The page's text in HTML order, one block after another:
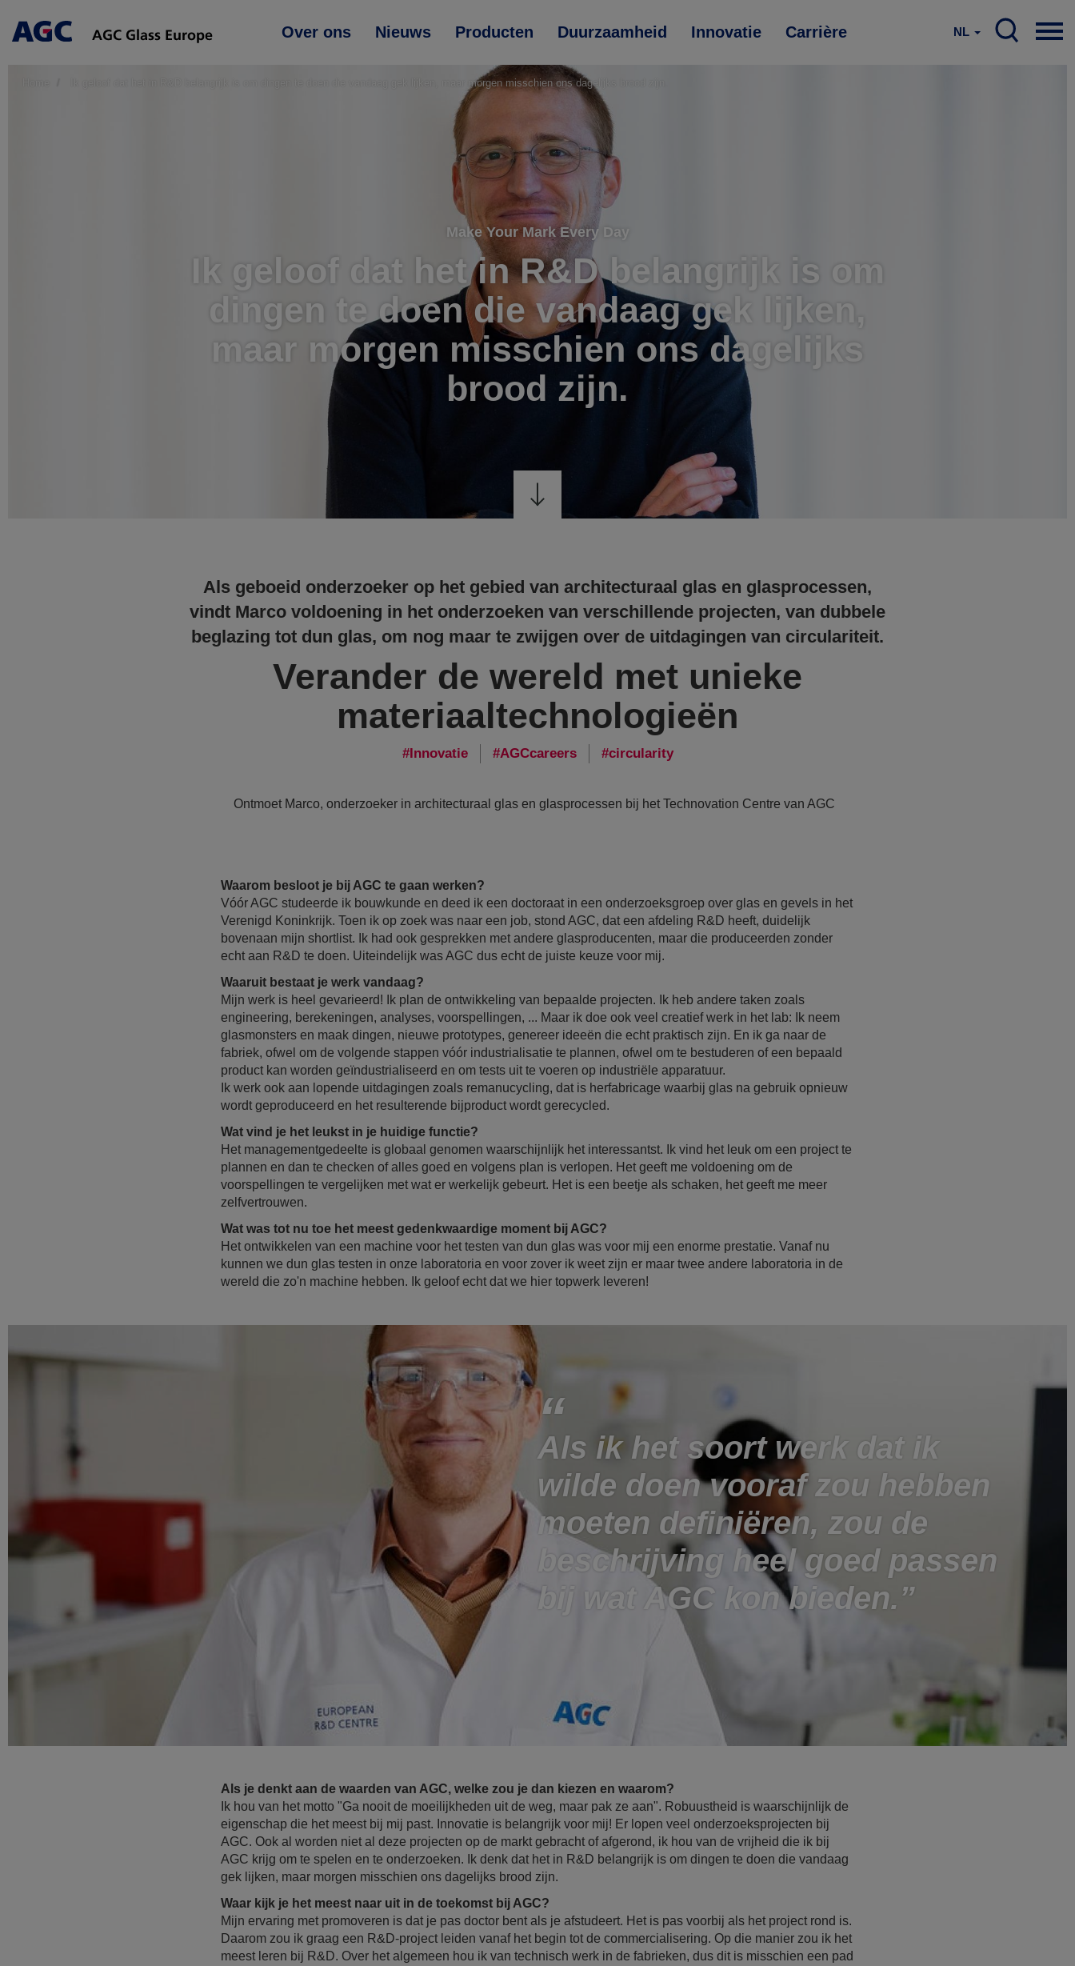
Main
Over ons Nieuws Producten Duurzaamheid Innovatie Carrière NL
Ik geloof dat het in R&D belangrijk is om dingen te doen die vandaag gek lijken, maar morgen misschien ons dagelijks brood zijn.
Make Your Mark Every Day
Ik geloof dat het in R&D belangrijk is om
dingen te doen die vandaag gek lijken,
maar morgen misschien ons dagelijks
brood zijn.
Als geboeid onderzoeker op het gebied van architecturaal glas en glasprocessen,
vindt Marco voldoening in het onderzoeken van verschillende projecten, van dubbele
beglazing tot dun glas, om nog maar te zwijgen over de uitdagingen van circulariteit.
Verander de wereld met unieke
materiaaltechnologieën
Innovatie AGCcareers circularity
Ontmoet Marco, onderzoeker in architecturaal glas en glasprocessen bij het Technovation Centre van AGC
Waarom besloot je bij AGC te gaan werken?
Vóór AGC studeerde ik bouwkunde en deed ik een doctoraat in een onderzoeksgroep over glas en gevels in het
Verenigd Koninkrijk. Toen ik op zoek was naar een job, stond AGC, dat een afdeling R&D heeft, duidelijk
bovenaan mijn shortlist. Ik had ook gesprekken met andere glasproducenten, maar die produceerden zonder
echt aan R&D te doen. Uiteindelijk was AGC dus echt de juiste keuze voor mij.
Waaruit bestaat je werk vandaag?
Mijn werk is heel gevarieerd! Ik plan de ontwikkeling van bepaalde projecten. Ik heb andere taken zoals
engineering, berekeningen, analyses, voorspellingen, ... Maar ik doe ook veel creatief werk in het lab: Ik neem
glasmonsters en maak dingen, nieuwe prototypes, genereer ideeën die echt praktisch zijn. En ik ga naar de
fabriek, ofwel om de volgende stappen vóór industrialisatie te plannen, ofwel om te bestuderen of een bepaald
product kan worden geïndustrialiseerd en om tests uit te voeren op industriële apparatuur.
Ik werk ook aan lopende uitdagingen zoals remanucycling, dat is herfabricage waarbij glas na gebruik opnieuw
wordt geproduceerd en het resulterende bijproduct wordt gerecycled.
Wat vind je het leukst in je huidige functie?
Het managementgedeelte is globaal genomen waarschijnlijk het interessantst. Ik vind het leuk om een project te
plannen en dan te checken of alles goed en volgens plan is verlopen. Het geeft me voldoening om de
voorspellingen te vergelijken met wat er werkelijk gebeurt. Het is een beetje als schaken, het geeft me meer
zelfvertrouwen.
Wat was tot nu toe het meest gedenkwaardige moment bij AGC?
Het ontwikkelen van een machine voor het testen van dun glas was voor mij een enorme prestatie. Vanaf nu
kunnen we dun glas testen in onze laboratoria en voor zover ik weet zijn er maar twee andere laboratoria in de
wereld die zo'n machine hebben. Ik geloof echt dat we hier topwerk leveren!
Als ik het soort werk dat ik
wilde doen vooraf zou hebben
moeten definiëren, zou de
beschrijving heel goed passen
bij wat AGC kon bieden.
Als je denkt aan de waarden van AGC, welke zou je dan kiezen en waarom?
Ik hou van het motto "Ga nooit de moeilijkheden uit de weg, maar pak ze aan". Robuustheid is waarschijnlijk de
eigenschap die het meest bij mij past. Innovatie is belangrijk voor mij! Er lopen veel onderzoeksprojecten bij
AGC. Ook al worden niet al deze projecten op de markt gebracht of afgerond, ik hou van de vrijheid die ik bij
AGC krijg om te spelen en te onderzoeken. Ik denk dat het in R&D belangrijk is om dingen te doen die vandaag
gek lijken, maar morgen misschien ons dagelijks brood zijn.
Waar kijk je het meest naar uit in de toekomst bij AGC?
Mijn ervaring met promoveren is dat je pas doctor bent als je afstudeert. Het is pas voorbij als het project rond is.
Daarom zou ik graag een R&D-project leiden vanaf het begin tot de commercialisering. Op die manier zou ik het
meest leren bij R&D. Over het algemeen hou ik van technisch werk in de fabrieken, dus dit is misschien een pad